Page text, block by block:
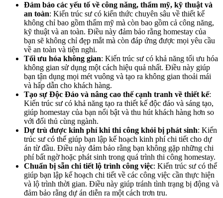
Đảm bảo các yếu tố về công năng, thẩm mỹ, kỹ thuật và
an toàn: Kiến trúc sư có kiến thức chuyên sâu về thiết kế
không chỉ bao gồm thẩm mỹ mà còn bao gồm cả công năng,
kỹ thuật và an toàn. Điều này đảm bảo rằng homestay của
bạn sẽ không chỉ đẹp mắt mà còn đáp ứng được mọi yêu cầu
về an toàn và tiện nghi.
Tối ưu hóa không gian: Kiến trúc sư có khả năng tối ưu hóa
không gian sử dụng một cách hiệu quả nhất. Điều này giúp
bạn tận dụng mọi mét vuông và tạo ra không gian thoải mái
và hấp dẫn cho khách hàng.
Tạo sự Độc Đáo và nâng cao thế cạnh tranh về thiết kế:
Kiến trúc sư có khả năng tạo ra thiết kế độc đáo và sáng tạo,
giúp homestay của bạn nổi bật và thu hút khách hàng hơn so
với đối thủ cùng ngành.
Dự trù được kinh phí khi thi công khỏi bị phát sinh: Kiến
trúc sư có thể giúp bạn lập kế hoạch kinh phí chi tiết cho dự
án từ đầu. Điều này đảm bảo rằng bạn không gặp những chi
phí bất ngờ hoặc phát sinh trong quá trình thi công homestay.
Chuẩn bị sẵn chi tiết lộ trình công việc: Kiến trúc sư có thể
giúp bạn lập kế hoạch chi tiết về các công việc cần thực hiện
và lộ trình thời gian. Điều này giúp tránh tình trạng bị động và
đảm bảo rằng dự án diễn ra một cách trơn tru.